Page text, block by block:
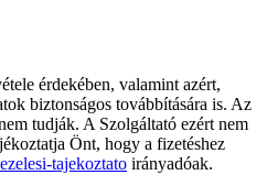
érdekében, valamint azért,
biztonságos továbbítására is. Az
tudják. A Szolgáltató ezért nem
Önt, hogy a fizetéshez
tajekoztato irányadóak.